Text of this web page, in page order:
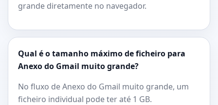
grande diretamente no navegador.
Qual é o tamanho máximo de ficheiro para
Anexo do Gmail muito grande?
No fluxo de Anexo do Gmail muito grande, um
ficheiro individual pode ter até 1 GB.